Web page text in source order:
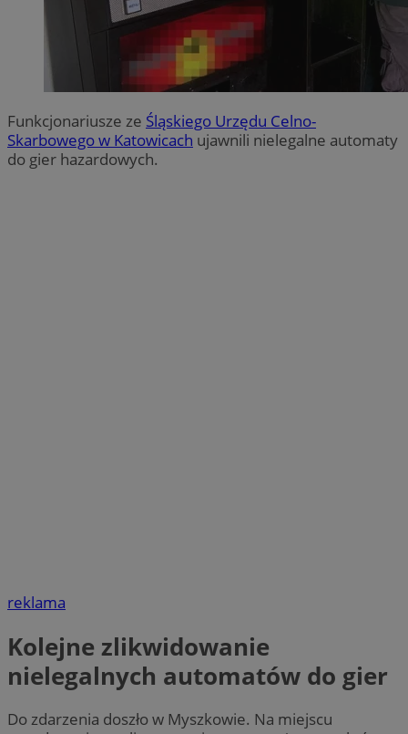
Funkcjonariusze ze Śląskiego Urzędu Celno-
Skarbowego w Katowicach ujawnili nielegalne automaty
do gier hazardowych.
reklama
Kolejne zlikwidowanie
nielegalnych automatów do gier
Do zdarzenia doszło w Myszkowie. Na miejscu